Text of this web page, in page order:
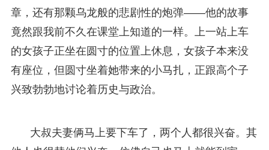
章，还有那颗乌龙般的悲剧性的炮弹——他的故事
竟然跟我前不久在课堂上知道的一样。上一站上车
的女孩子正坐在圆寸的位置上休息，女孩子本来没
有座位，但圆寸坐着她带来的小马扎，正跟高个子
兴致勃勃地讨论着历史与政治。
大叔夫妻俩马上要下车了，两个人都很兴奋。其